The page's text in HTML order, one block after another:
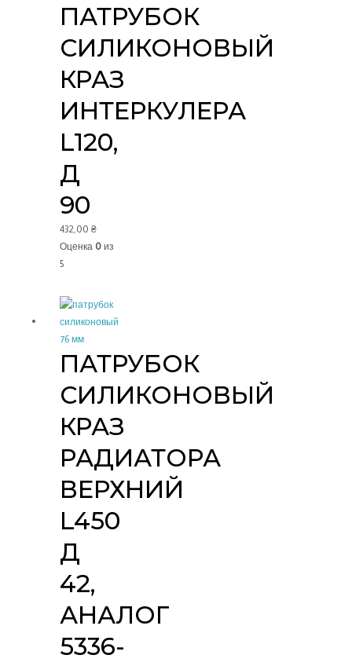
ПАТРУБОК
СИЛИКОНОВЫЙ
КРАЗ
ИНТЕРКУЛЕРА
L120,
Д
90
432,00 ₴
Оценка 0 из
5
ПАТРУБОК
СИЛИКОНОВЫЙ
КРАЗ
РАДИАТОРА
ВЕРХНИЙ
L450
Д
42,
АНАЛОГ
5336-